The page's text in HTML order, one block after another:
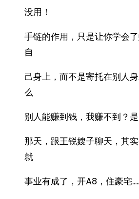
没用！
手链的作用，只是让你学会
自
己身上，而不是寄托在别人
么
别人能赚到钱，我赚不到？
那天，跟王锐嫂子聊天，其
就
事业有成了，开A8，住豪宅